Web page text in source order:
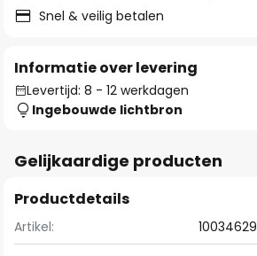
Snel & veilig betalen
Informatie over levering
Levertijd: 8 - 12 werkdagen
Ingebouwde lichtbron
Gelijkaardige producten
Productdetails
Artikel: 10034629